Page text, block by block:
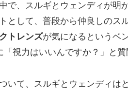
で、スルギとウェンディが明
として、普段から仲良しのス
トレンズが気になるというベ
「視力はいいんですか？」と
いて、スルギとウェンディは